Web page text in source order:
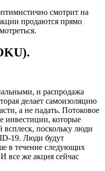
смотрит на
продаются прямо
и распродажа
делает самоизоляцию
а не падать. Потоковое
инвестиции, которые
поскольку люди
19. Люди будут
в течение следующих
все же акция сейчас